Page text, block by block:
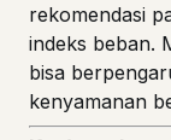
rekomendasi
indeks beban.
bisa
kenyamanan